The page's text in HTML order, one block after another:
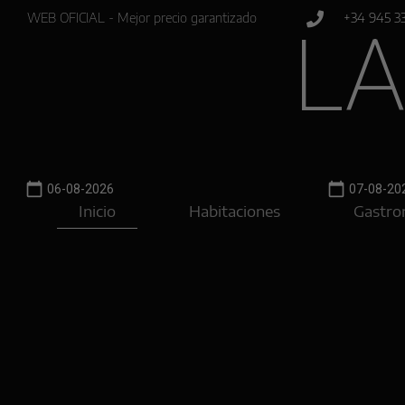
WEB OFICIAL - Mejor precio garantizado +34 945
Inicio Habitaciones
calendar_today calendar_today